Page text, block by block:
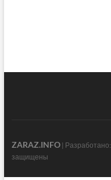
ZARAZ.INFO| Разработано:
защищены